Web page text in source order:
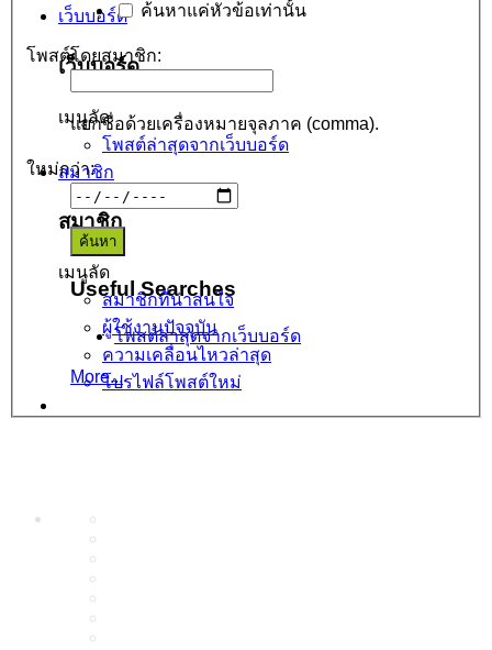
เว็บบอร์ด
เว็บบอร์ด
เมนูลัด
โพสต์ล่าสุดจากเว็บบอร์ด
สมาชิก
สมาชิก
เมนูลัด
สมาชิกที่น่าสนใจ
ผู้ใช้งานปัจจุบัน
ความเคลื่อนไหวล่าสุด
โปรไฟล์โพสต์ใหม่
ค้นหาแค่หัวข้อเท่านั้น
โพสต์โดยสมาชิก:
แยกชื่อด้วยเครื่องหมายจุลภาค (comma).
ใหม่กว่า:
Useful Searches
โพสต์ล่าสุดจากเว็บบอร์ด
More...